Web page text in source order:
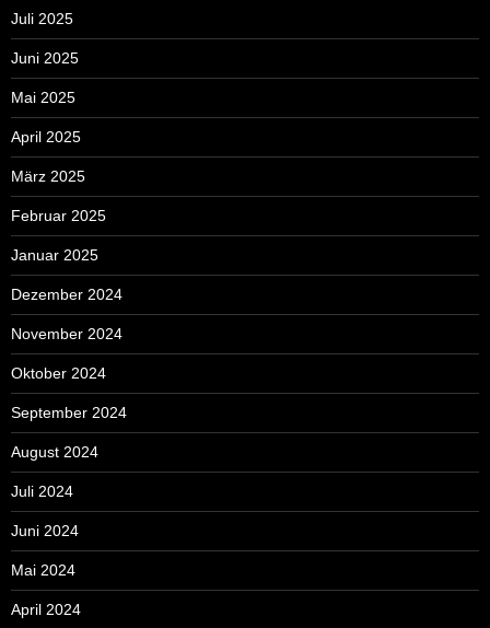
Juli 2025
Juni 2025
Mai 2025
April 2025
März 2025
Februar 2025
Januar 2025
Dezember 2024
November 2024
Oktober 2024
September 2024
August 2024
Juli 2024
Juni 2024
Mai 2024
April 2024